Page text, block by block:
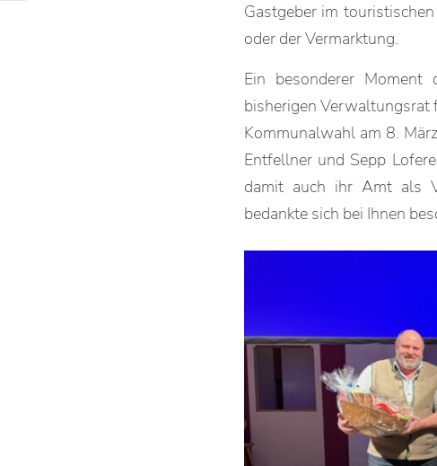
Gastgeber im
oder der Vermarktung.
Ein besonderer
bisherigen Verwaltungsrat
Kommunalwahl am 8.
Entfellner und Sepp
damit auch ihr Amt als
bedankte sich bei Ihnen